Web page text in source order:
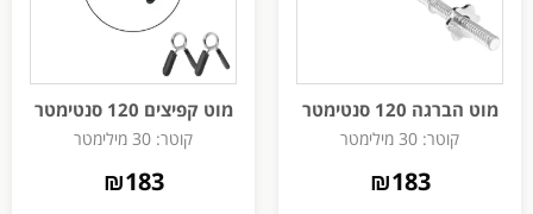
מוט הברגה 120 סנטימטר
קוטר: 30 מילימטר
₪183
מוט קפיצים 120 סנטימטר
קוטר: 30 מילימטר
₪183